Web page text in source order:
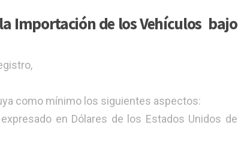
Importación de los Vehículos bajo
como mínimo los siguientes aspectos:
en Dólares de los Estados Unidos de